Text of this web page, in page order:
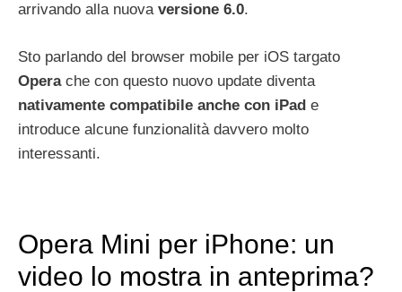
arrivando alla nuovaversione 6.0.
Sto parlando del browser mobile per iOS targato
Operache con questo nuovo update diventa
nativamente compatibile anche con iPad e
introduce alcune funzionalità davvero molto
interessanti.
Opera Mini per iPhone: un
video lo mostra in anteprima?